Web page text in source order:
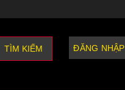
TÌM KIẾM ĐĂNG NHẬP